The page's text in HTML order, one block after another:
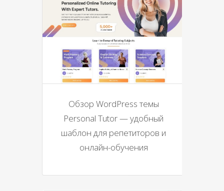
Обзор WordPress темы
Personal Tutor — удобный
шаблон для репетиторов и
онлайн-обучения